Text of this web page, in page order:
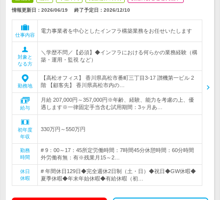
情報更新日：2026/06/19 終了予定日： 2026/12/10
仕事内容
電力事業者を中心としたインフラ構築業務をお任せいたします
対象と
なる方
＼学歴不問／【必須】◆インフラにおける何らかの業務経験（構
築・運用・監視 など）
勤務地
【高松オフィス】 香川県高松市番町三丁目3-17 讃機第一ビル 2
階 【顧客先】 香川県高松市内の…
給与
月給 207,000円～357,000円※年齢、経験、能力を考慮の上、優
遇します※一律固定手当含む試用期間：3ヶ月あ…
初年度
年収
330万円～550万円
勤務
時間
# 9：00～17：45所定労働時間：7時間45分休憩時間：60分時間
外労働有無：有※残業月15～2…
休日
休暇
# 年間休日129日◆完全週休2日制（土・日）◆祝日◆GW休暇◆
夏季休暇◆年末年始休暇◆有給休暇（初…